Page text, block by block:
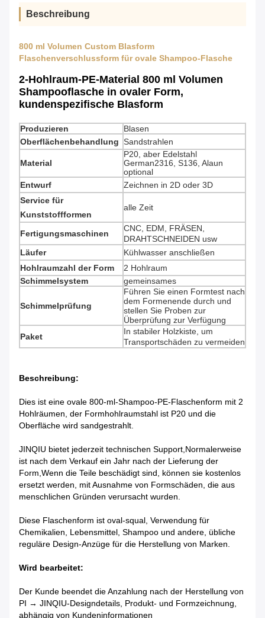
Beschreibung
800 ml Volumen Custom Blasform
Flaschenverschlussform für ovale Shampoo-Flasche
2-Hohlraum-PE-Material 800 ml Volumen
Shampooflasche in ovaler Form,
kundenspezifische Blasform
Produzieren
Blasen
Oberflächenbehandlung Sandstrahlen
Material
P20, aber Edelstahl
German2316, S136, Alaun
optional
Entwurf
Zeichnen in 2D oder 3D
Service für
Kunststoffformen
alle Zeit
Fertigungsmaschinen
CNC, EDM, FRÄSEN,
DRAHTSCHNEIDEN usw
Läufer
Kühlwasser anschließen
Hohlraumzahl der Form
2 Hohlraum
Schimmelsystem
gemeinsames
Schimmelprüfung
Führen Sie einen Formtest nach
dem Formenende durch und
stellen Sie Proben zur
Überprüfung zur Verfügung
Paket
In stabiler Holzkiste, um
Transportschäden zu vermeiden
Beschreibung:
Dies ist eine ovale 800-ml-Shampoo-PE-Flaschenform mit 2
Hohlräumen, der Formhohlraumstahl ist P20 und die
Oberfläche wird sandgestrahlt.
JINQIU bietet jederzeit technischen Support,Normalerweise
ist nach dem Verkauf ein Jahr nach der Lieferung der
Form,Wenn die Teile beschädigt sind, können sie kostenlos
ersetzt werden, mit Ausnahme von Formschäden, die aus
menschlichen Gründen verursacht wurden.
Diese Flaschenform ist oval-squal, Verwendung für
Chemikalien, Lebensmittel, Shampoo und andere, übliche
reguläre Design-Anzüge für die Herstellung von Marken.
Wird bearbeitet:
Der Kunde beendet die Anzahlung nach der Herstellung von
PI → JINQIU-Designdetails, Produkt- und Formzeichnung,
abhängig von Kundeninformationen